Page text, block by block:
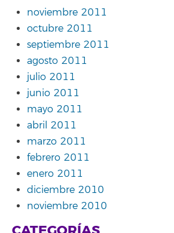
noviembre 2011
octubre 2011
septiembre 2011
agosto 2011
julio 2011
junio 2011
mayo 2011
abril 2011
marzo 2011
febrero 2011
enero 2011
diciembre 2010
noviembre 2010